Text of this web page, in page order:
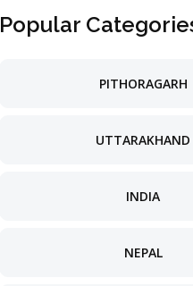
Popular
PITHORAGARH
UTTARAKHAND
INDIA
NEPAL